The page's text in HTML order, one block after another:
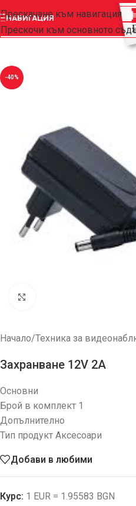
Прескачане към навигация
Прескочи към основното
НАВИГАЦИЯ
-40%
Начало/Техника за
Захранване 12V 2A
Основни
Брой в комплект 1
Допълнително
Тип продукт Аксесоари
Добави в любими
Курс: 1 EUR = 1.95583 BGN